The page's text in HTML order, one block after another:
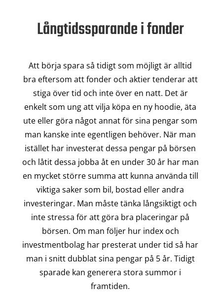
Långtidssparande i fonder
Att börja spara så tidigt som möjligt är alltid
bra eftersom att fonder och aktier tenderar att
stiga över tid och inte över en natt. Det är
enkelt som ung att vilja köpa en ny hoodie, äta
ute eller göra något annat för sina pengar som
man kanske inte egentligen behöver. När man
istället har investerat dessa pengar på börsen
och låtit dessa jobba åt en under 30 år har man
en mycket större summa att kunna använda till
viktiga saker som bil, bostad eller andra
investeringar. Man måste tänka långsiktigt och
inte stressa för att göra bra placeringar på
börsen. Om man följer hur index och
investmentbolag har presterat under tid så har
man i snitt dubblat sina pengar på 5 år. Tidigt
sparade kan generera stora summor i
framtiden.